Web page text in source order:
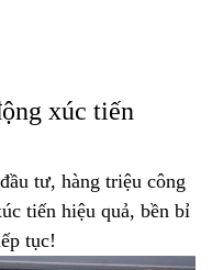
xúc tiến
tư, hàng triệu công
tiến hiệu quả, bền bỉ
tục!